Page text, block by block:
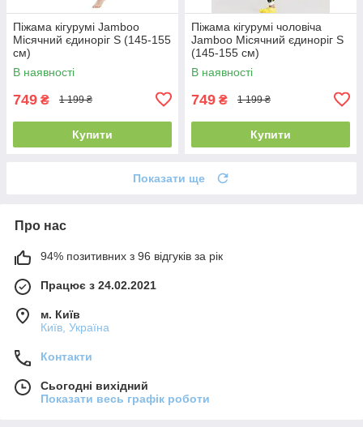
Піжама кігурумі Jamboo
Місячний єдиноріг S (145-155
см)
В наявності
749 ₴ 1 199 ₴
Купити
Піжама кігурумі чоловіча
Jamboo Місячний єдиноріг S
(145-155 см)
В наявності
749 ₴ 1 199 ₴
Купити
Показати ще
Про нас
94% позитивних з 96 відгуків за рік
Працює з 24.02.2021
м. Київ
Київ, Україна
Контакти
Сьогодні вихідний
Показати весь графік роботи